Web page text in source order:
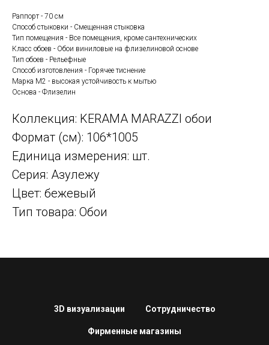
Раппорт - 70 см
Способ стыковки - Смещенная стыковка
Тип помещения - Все помещения, кроме сантехнических
Класс обоев - Обои виниловые на флизелиновой основе
Тип обоев - Рельефные
Способ изготовления - Горячее тиснение
Марка М2 - высокая устойчивость к мытью
Основа - Флизелин
Коллекция: KERAMA MARAZZI обои
Формат (см): 106*1005
Единица измерения: шт.
Серия: Азулежу
Цвет: бежевый
Тип товара: Обои
3D визуализации Сотрудничество
Фирменные магазины